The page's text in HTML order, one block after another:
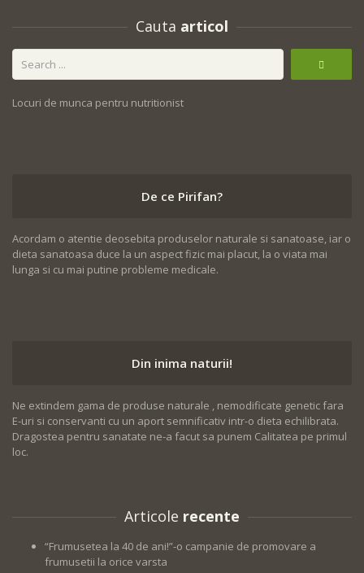
Cauta articol
Locuri de munca pentru nutritionist
De ce Pirifan?
Acordam o atentie deosebita produselor naturale si sanatoase, iar o
dieta sanatoasa duce la un aspect fizic mai placut, la o viata mai
lunga si cu mai putine probleme medicale.
Din inima naturii!
Ne extindem gama de produse naturale , nemodificate genetic fara
E-uri si conservanti cu un aport semnificativ intr-o dieta echilibrata.
Dragostea pentru sanatate ne-a facut sa punem Calitatea pe primul
loc.
Articole recente
“Frumusetea la 40 de ani!”-o campanie de promovare a
frumusetii la orice varsta